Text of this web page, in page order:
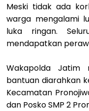
Meski tidak ada
warga mengalami
luka ringan.
mendapatkan
Wakapolda Jatim
bantuan diarahkan
Kecamatan
dan Posko SMP 2